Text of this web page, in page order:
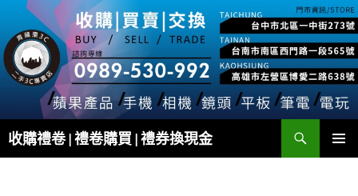
主
要
收購禮卷 | 禮卷購買 | 禮券換現金
搜
尋